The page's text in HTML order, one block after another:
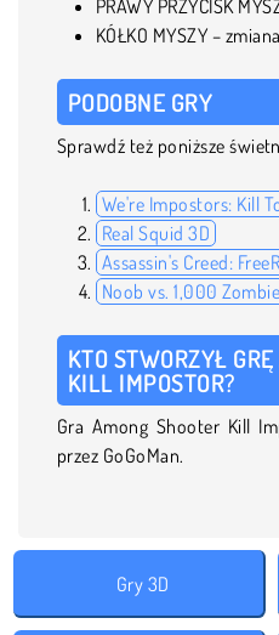
PRAWY PRZYCISK
KÓŁKO MYSZY –
PODOBNE GRY
Sprawdź też poniższe
We're Impostors: Kill
Real Squid 3D
Assassin's Creed:
Noob vs. 1,000
KTO STWORZYŁ
KILL IMPOSTOR?
Gra Among Shooter Kill
przez GoGoMan.
Gry 3D